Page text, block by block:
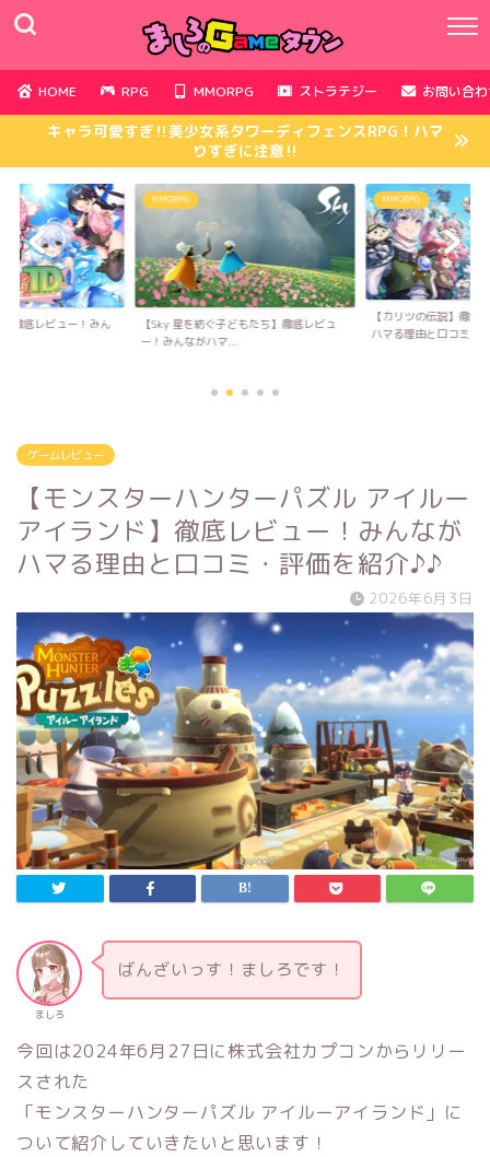
HOME RPG MMORPG ストラテジー お問い合
キャラ可愛すぎ‼︎美少女系タワーディフェンスRPG！ハマ
りすぎに注意‼︎
徹底レビュー！みん
MMORPG
【Sky 星を紡ぐ子どもたち】徹底レビュ
ー！みんながハマ...
MMORPG
【カリツの伝説】徹底
ハマる理由と口コミ...
ゲームレビュー
【モンスターハンターパズル アイルー
アイランド】徹底レビュー！みんなが
ハマる理由と口コミ・評価を紹介♪♪
2026年6月3日
ましろ
ばんざいっす！ましろです！
今回は2024年6月27日に株式会社カプコンからリリー
スされた
「モンスターハンターパズル アイルーアイランド」に
ついて紹介していきたいと思います！